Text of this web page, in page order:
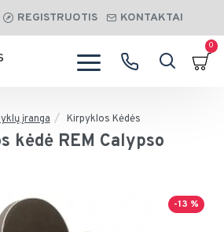
REGISTRUOTIS KONTAKTAI
0
įranga Kirpyklos Kėdės
kėdė REM Calypso
-13 %